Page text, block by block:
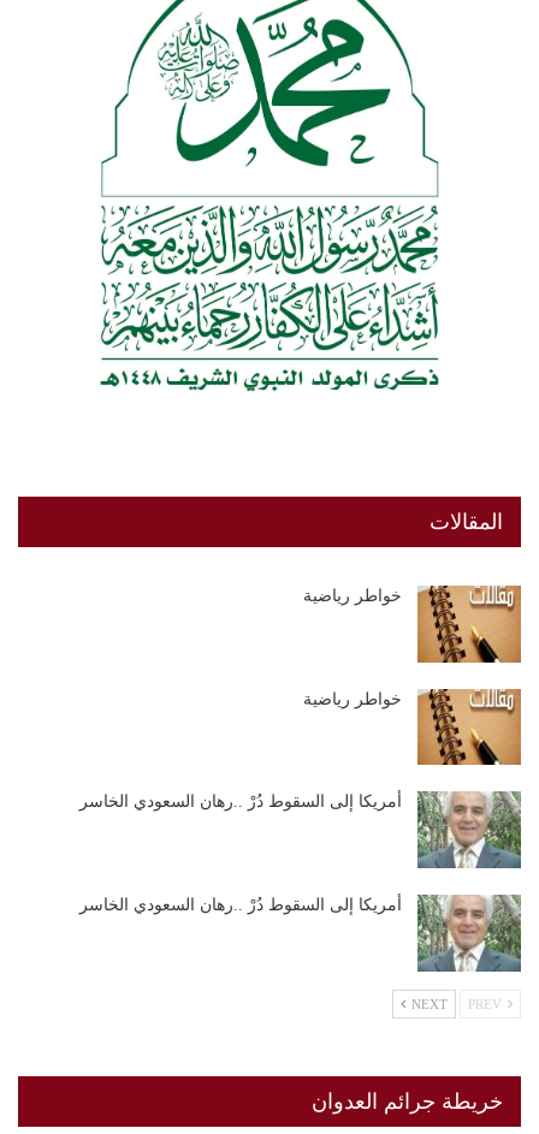
المقالات
خواطر رياضية
خواطر رياضية
أمريكا إلى السقوط دُرْ ..رهان السعودي الخاسر
أمريكا إلى السقوط دُرْ ..رهان السعودي الخاسر
NEXT
خريطة جرائم العدوان